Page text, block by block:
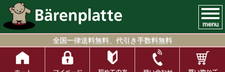
menu
全国一律送料無料、代引き手数料無料